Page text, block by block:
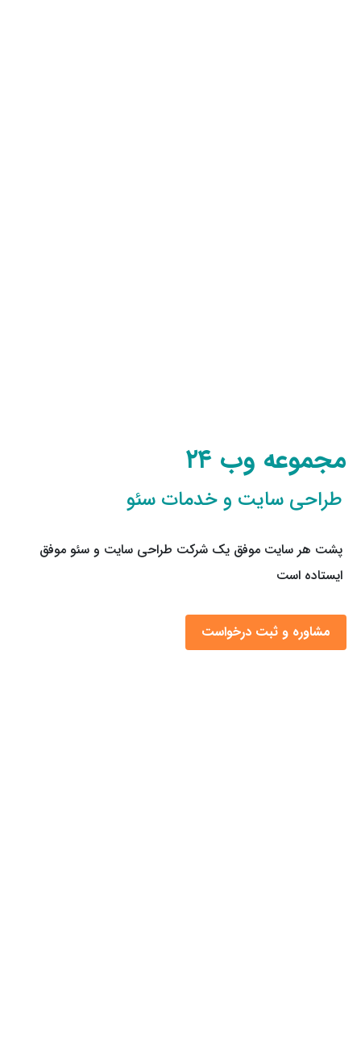
مجموعه وب ۲۴
طراحی سایت و خدمات سئو
پشت هر سایت موفق یک شرکت طراحی سایت و سئو موفق
ایستاده است
مشاوره و ثبت درخواست